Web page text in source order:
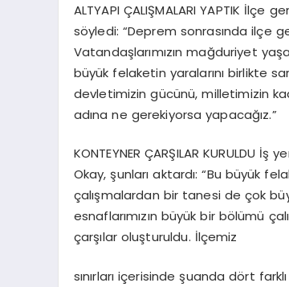
ALTYAPI ÇALIŞMALARI YAPTIK İlçe
söyledi: “Deprem sonrasında ilçe
Vatandaşlarımızın mağduriyet
büyük felaketin yaralarını birlikte
devletimizin gücünü, milletimizin
adına ne gerekiyorsa yapacağız.”
KONTEYNER ÇARŞILAR KURULDU
Okay, şunları aktardı: “Bu büyük
çalışmalardan bir tanesi de çok
esnaflarımızın büyük bir bölümü
çarşılar oluşturuldu. İlçemiz
sınırları içerisinde şuanda dört